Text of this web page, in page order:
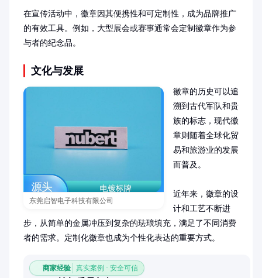
在宣传活动中，徽章因其便携性和可定制性，成为品牌推广
的有效工具。例如，大型展会或赛事通常会定制徽章作为参
与者的纪念品。
文化与发展
东莞启智电子科技有限公司
徽章的历史可以追
溯到古代军队和贵
族的标志，现代徽
章则随着全球化贸
易和旅游业的发展
而普及。
近年来，徽章的设
计和工艺不断进
步，从简单的金属冲压到复杂的珐琅填充，满足了不同消费
者的需求。定制化徽章也成为个性化表达的重要方式。
商家经验 真实案例 · 安全可信